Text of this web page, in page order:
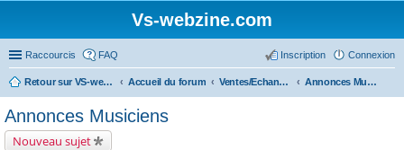
Vs-webzine.com
Raccourcis FAQ Connexion
Inscription
Retour sur VS-webzine Accueil du forum Ventes/Echanges/Achats/Recherche Annonces Musiciens
Annonces Musiciens
Nouveau sujet